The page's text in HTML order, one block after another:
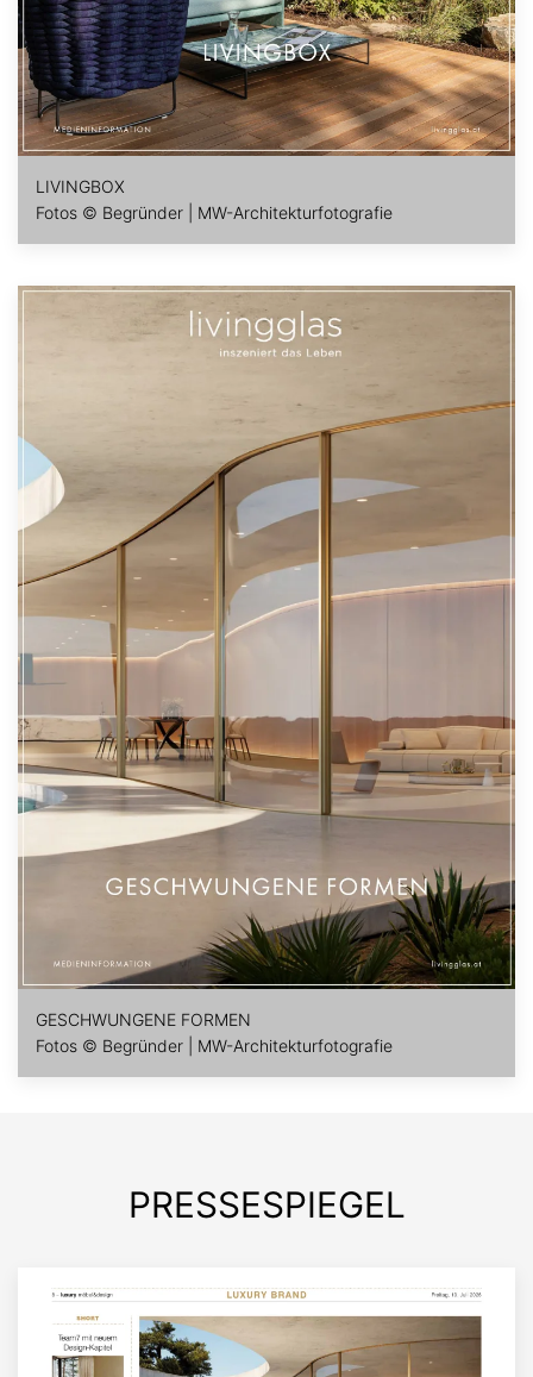
LIVINGBOX
Fotos © Begründer | MW-Architekturfotografie
GESCHWUNGENE FORMEN
Fotos © Begründer | MW-Architekturfotografie
PRESSESPIEGEL